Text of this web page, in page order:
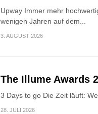
Upway Immer mehr
wenigen Jahren auf dem...
3. AUGUST 2026
The Illume Awards
3 Days to go Die Zeit läuft:
28. JULI 2026